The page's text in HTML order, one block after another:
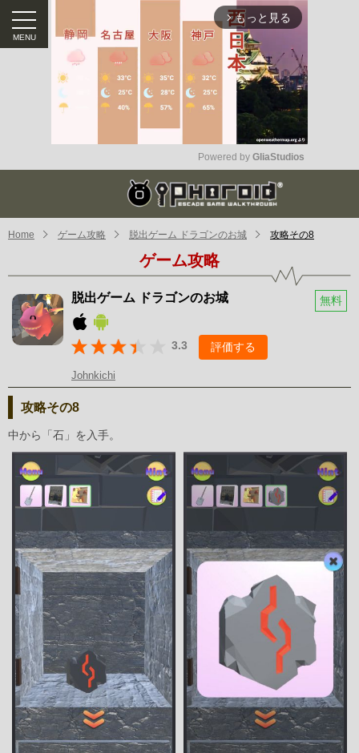
arrow_forward_ios もっと見る
Mute
Powered by GliaStudios
Home ゲーム攻略 脱出ゲーム ドラゴンのお城 攻略その8
ゲーム攻略
脱出ゲーム ドラゴンのお城 無料
3.3 評価する
Johnkichi
攻略その8
中から「石」を入手。